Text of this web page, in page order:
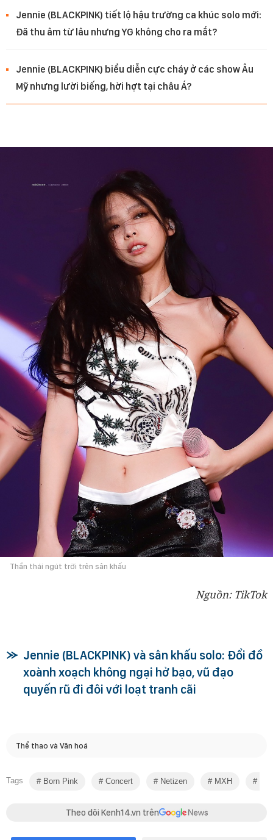
Jennie (BLACKPINK) tiết lộ hậu trường ca khúc solo mới:
Đã thu âm từ lâu nhưng YG không cho ra mắt?
Jennie (BLACKPINK) biểu diễn cực cháy ở các show Âu
Mỹ nhưng lười biếng, hời hợt tại châu Á?
Thần thái ngút trời trên sân khấu
Nguồn: TikTok
Jennie (BLACKPINK) và sân khấu solo: Đổi đồ
xoành xoạch không ngại hở bạo, vũ đạo
quyến rũ đi đôi với loạt tranh cãi
Thể thao và Văn hoá
Tags Born Pink Concert Netizen MXH
Theo dõi Kenh14.vn trên